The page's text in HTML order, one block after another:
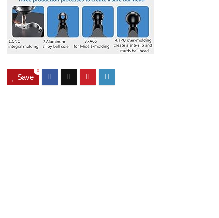
Save
0